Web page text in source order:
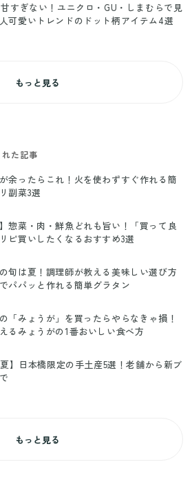
すぎない！ユニクロ・GU・しまむらで見
可愛いトレンドのドット柄アイテム4選
もっと見る
た記事
余ったらこれ！火を使わずすぐ作れる簡
副菜3選
】惣菜・肉・鮮魚どれも旨い！「買って良
ピ買いしたくなるおすすめ3選
旬は夏！調理師が教える美味しい選び方
パパッと作れる簡単グラタン
「みょうが」を買ったらやらなきゃ損！
るみょうがの1番おいしい食べ方
夏】日本橋限定の手土産5選！老舗から新ブ
もっと見る